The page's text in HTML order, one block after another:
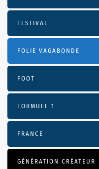
FESTIVAL
FOLIE VAGABONDE
FOOT
FORMULE 1
FRANCE
GÉNÉRATION CRÉATEUR